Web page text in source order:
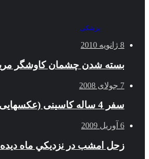
پزشکی
8 ژانویه 2010
بسته شدن چشمان کاوشگر
7 جولای 2008
سفر 4 ساله کاسینی (عکسهایی فوق العاده از زحل)
6 آوریل 2009
زحل امشب در نزديكي ماه